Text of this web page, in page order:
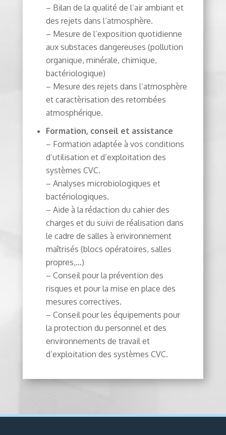
– Bilan de la qualité de l’air ambiant et
des rejets dans l’atmosphère.
– Mesure de l’exposition quotidienne
aux substaces dangereuses (pollution
organique, minérale, chimique,
bactériologique)
– Mesure des rejets dans l’atmosphère
et caractèrisation des retombées
atmosphérique.
Formation, conseil et assistance
– Formation adaptée à vos conditions
d’utilisation et d’exploitation des
systèmes CVC.
– Analyses microbiologiques et
bactériologiques.
– Aide à la rédaction du cahier des
charges et du suivi de réalisation dans
le cadre de salles à environnement
maîtrisés (blocs opératoires, salles
propres,…)
– Conseil pour la prévention des
risques et pour la mise en place des
mesures correctives.
– Conseil pour les équipements pour
la protection du personnel et des
environnements de travail et
d’exploitation des systèmes CVC.